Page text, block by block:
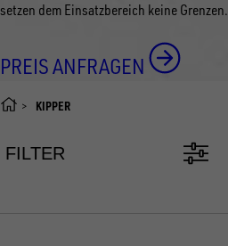
setzen dem Einsatzbereich keine Grenzen.
PREIS ANFRAGEN
KIPPER
FILTER